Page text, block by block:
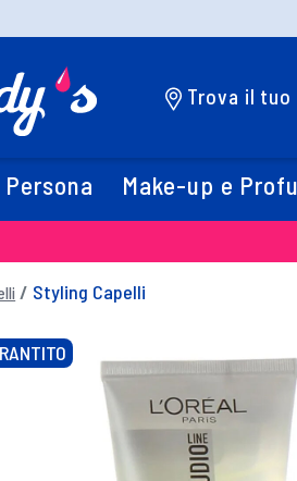
Trova il tuo
Persona Make-up e
Styling Capelli